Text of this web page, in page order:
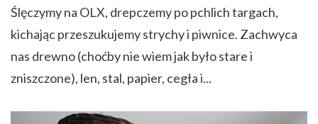
Ślęczymy na OLX, drepczemy po pchlich targach,
kichając przeszukujemy strychy i piwnice. Zachwyca
nas drewno (choćby nie wiem jak było stare i
zniszczone), len, stal, papier, cegła i...